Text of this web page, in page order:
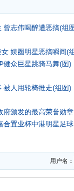
曾志伟喝醉遭恶搞(组
娱圈明星恶搞瞬间(
健众巨星跳骑马舞(图)
被人用轮椅推走(组图)
府颁发的最高荣誉勋
合置业杯中港明星足
用户名：